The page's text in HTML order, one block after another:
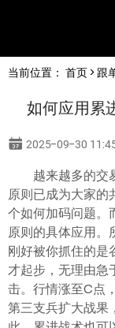
English
繁體中文
한글
日本語
Tiếng việt
当前位置： 首页> 跟
如何应用累
2025-09-30
越来越多的交
原则已成为大家的
个如何加码问题。
原则的具体应用。
刚好被你抓住的是
才起步，无理由急
击。行情涨至C点
第三支兵扩大战果